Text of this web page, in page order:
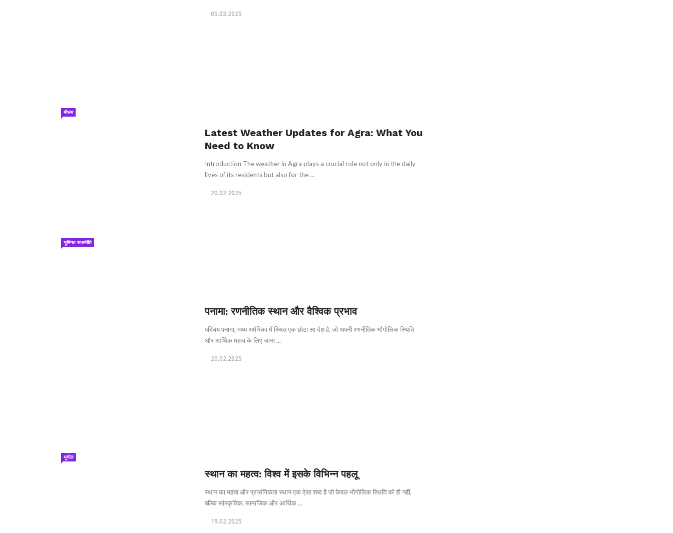
05.03.2025
मौसम
Latest Weather Updates for Agra: What You
Need to Know
Introduction The weather in Agra plays a crucial role not only in the daily
lives of its residents but also for the ...
20.02.2025
भूमिगत राजनीति
पनामा: रणनीतिक स्थान और वैश्विक प्रभाव
परिचय पनामा, मध्य अमेरिका में स्थित एक छोटा सा देश है, जो अपनी रणनीतिक भौगोलिक स्थिति
और आर्थिक महत्व के लिए जाना ...
20.02.2025
भूगोल
स्थान का महत्व: विश्व में इसके विभिन्न पहलू
स्थान का महत्व और प्रासंगिकता स्थान एक ऐसा शब्द है जो केवल भौगोलिक स्थिति को ही नहीं,
बल्कि सांस्कृतिक, सामाजिक और आर्थिक ...
19.02.2025